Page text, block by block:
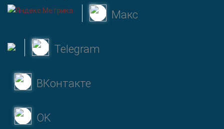
Макс
Telegram
ВКонтакте
OK